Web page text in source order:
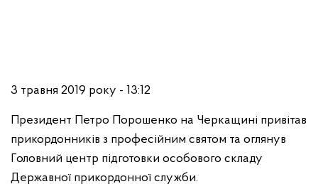
3 травня 2019 року - 13:12
Президент Петро Порошенко на Черкащині привітав
прикордонників з професійним святом та оглянув
Головний центр підготовки особового складу
Державної прикордонної служби.